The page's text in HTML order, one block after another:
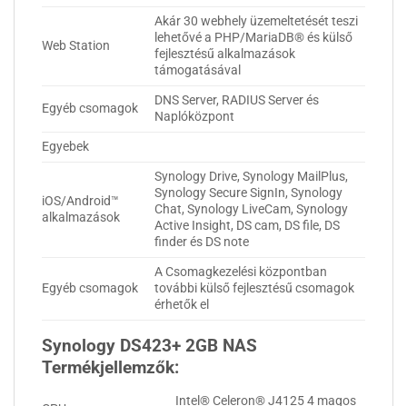
Web Station
Akár 30 webhely üzemeltetését teszi
lehetővé a PHP/MariaDB® és külső
fejlesztésű alkalmazások
támogatásával
Egyéb csomagok
DNS Server, RADIUS Server és
Naplóközpont
Egyebek
iOS/Android™
alkalmazások
Synology Drive, Synology MailPlus,
Synology Secure SignIn, Synology
Chat, Synology LiveCam, Synology
Active Insight, DS cam, DS file, DS
finder és DS note
Egyéb csomagok
A Csomagkezelési központban
további külső fejlesztésű csomagok
érhetők el
Synology DS423+ 2GB NAS
Termékjellemzők:
Intel® Celeron® J4125 4 magos